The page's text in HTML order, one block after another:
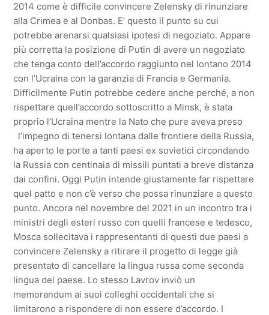
2014 come è difficile convincere Zelensky di rinunziare
alla Crimea e al Donbas. E’ questo il punto su cui
potrebbe arenarsi qualsiasi ipotesi di negoziato. Appare
più corretta la posizione di Putin di avere un negoziato
che tenga conto dell’accordo raggiunto nel lontano 2014
con l’Ucraina con la garanzia di Francia e Germania.
Difficilmente Putin potrebbe cedere anche perché, a non
rispettare quell’accordo sottoscritto a Minsk, è stata
proprio l’Ucraina mentre la Nato che pure aveva preso
l’impegno di tenersi lontana dalle frontiere della Russia,
ha aperto le porte a tanti paesi ex sovietici circondando
la Russia con centinaia di missili puntati a breve distanza
dai confini. Oggi Putin intende giustamente far rispettare
quel patto e non c’è verso che possa rinunziare a questo
punto. Ancora nel novembre del 2021 in un incontro tra i
ministri degli esteri russo con quelli francese e tedesco,
Mosca sollecitava i rappresentanti di questi due paesi a
convincere Zelensky a ritirare il progetto di legge già
presentato di cancellare la lingua russa come seconda
lingua del paese. Lo stesso Lavrov inviò un
memorandum ai suoi colleghi occidentali che si
limitarono a rispondere di non essere d’accordo. I